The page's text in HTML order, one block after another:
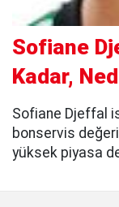
Sofiane
Kadar,
Sofiane Djeffal
bonservis
yüksek piyasa